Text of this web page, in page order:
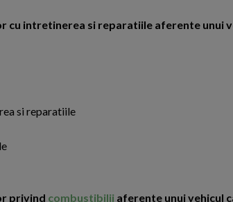
intretinerea si reparatiile aferente unui
si reparatiile
privind combustibilii aferente unui vehicul